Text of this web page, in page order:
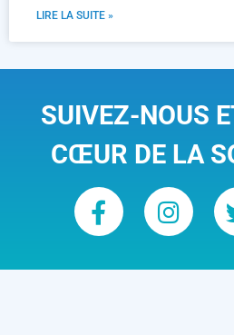
LIRE LA SUITE »
SUIVEZ-NOUS
CŒUR DE LA